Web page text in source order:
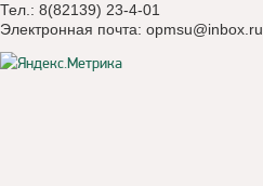
Тел.: 8(82139) 23-4-01
Электронная почта: opmsu@inbox.ru